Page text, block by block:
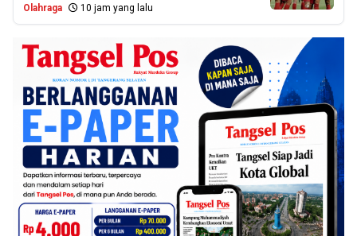
Olahraga 10 jam yang lalu